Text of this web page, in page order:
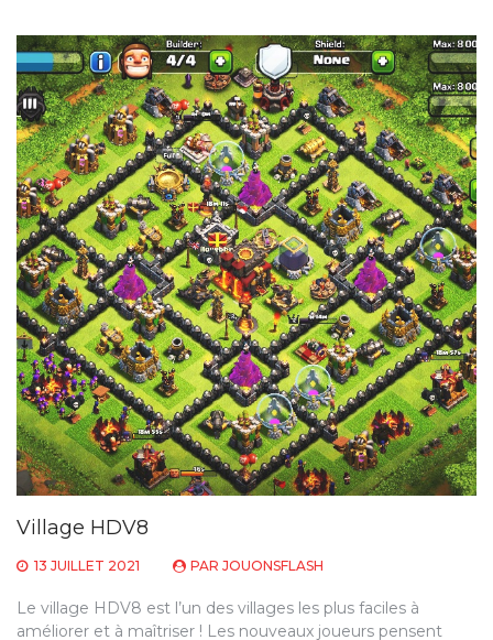
Village HDV8
13 JUILLET 2021 PAR JOUONSFLASH
Le village HDV8 est l’un des villages les plus faciles à
améliorer et à maîtriser ! Les nouveaux joueurs pensent